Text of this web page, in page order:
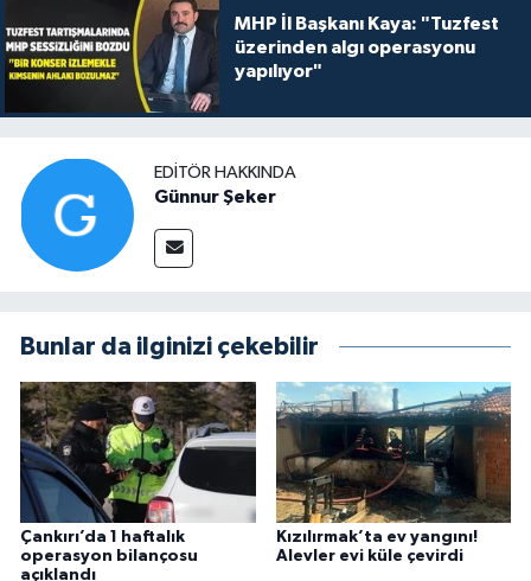
MHP İl Başkanı Kaya: "Tuzfest
üzerinden algı operasyonu
yapılıyor"
EDITÖR HAKKINDA
Günnur Şeker
Bunlar da ilginizi çekebilir
Çankırı’da 1 haftalık
operasyon bilançosu
açıklandı
Kızılırmak’ta ev yangını!
Alevler evi küle çevirdi